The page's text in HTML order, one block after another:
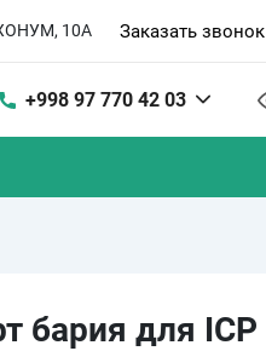
10А Заказать звонок
+998 97 770 42 03
бария для ICP